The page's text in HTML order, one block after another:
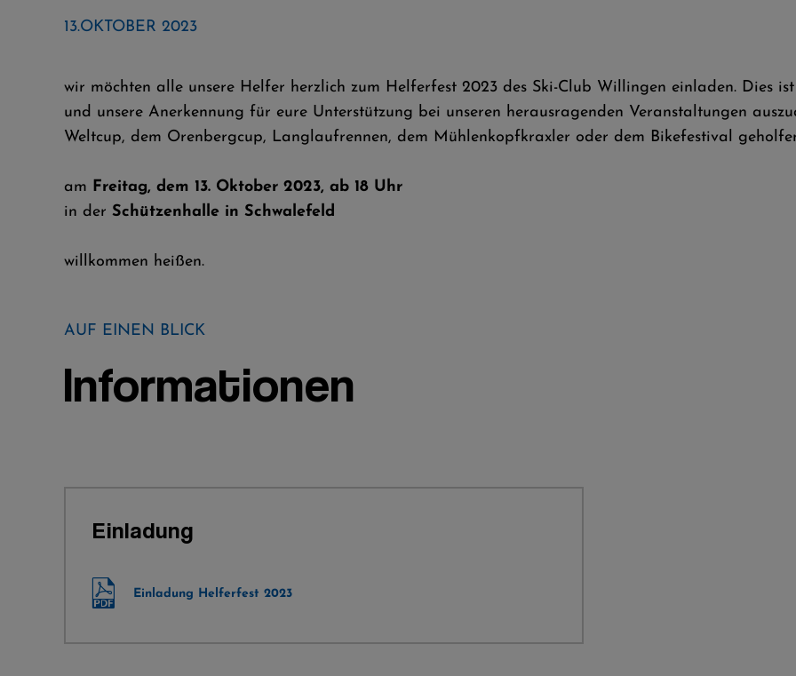
13.OKTOBER 2023
wir möchten alle unsere Helfer herzlich zum Helferfest 2023 des Ski-Club Willingen einladen. Dies
und unsere Anerkennung für eure Unterstützung bei unseren herausragenden Veranstaltungen
Weltcup, dem Orenbergcup, Langlaufrennen, dem Mühlenkopfkraxler oder dem Bikefestival
am Freitag, dem 13. Oktober 2023, ab 18 Uhr
in der Schützenhalle in Schwalefeld
willkommen heißen.
AUF EINEN BLICK
Informationen
Einladung
Einladung Helferfest 2023